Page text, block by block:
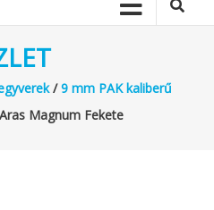
/9 mm PAK kaliberű
Magnum Fekete